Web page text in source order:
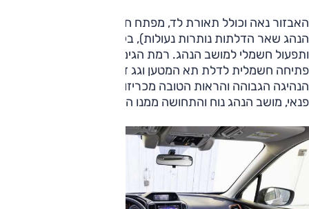
האבזור נאה וכולל תאורת לד, מפתח חכם (חבל שבפתיחת דלת
הנהג שאר הדלתות נותרות נעולות), בקרת אקלים מפוצלת
ותפעול חשמלי למושב הנהג. רמת הגימור המהודרת כוללת גם
פתיחה חשמלית לדלת תא המטען וגג זכוכית גדול. תנוחת
הנהיגה הגבוהה והראות הטובה מכריזות מיד כי מדובר ברכב
פנאי, מושב הנהג נוח והתחושה ממנו היא כי מדובר ברכב גדול.